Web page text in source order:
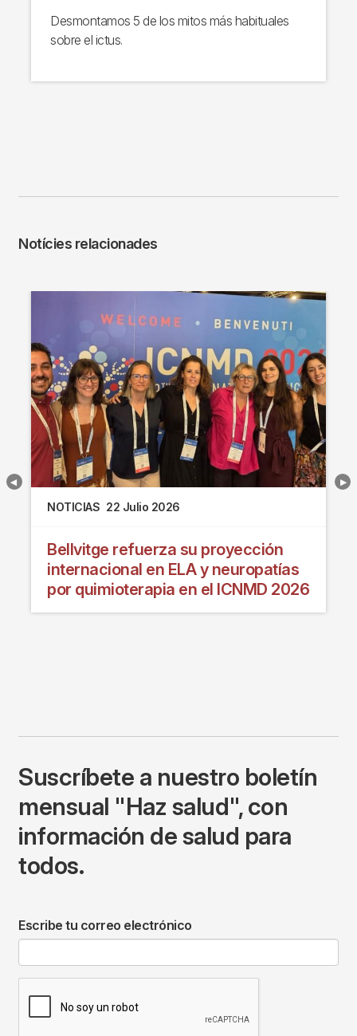
Desmontamos 5 de los mitos más habituales
sobre el ictus.
Notícies relacionades
NOTICIAS 22 Julio 2026
Bellvitge refuerza su proyección
internacional en ELA y neuropatías
por quimioterapia en el ICNMD 2026
Suscríbete a nuestro boletín
mensual "Haz salud", con
información de salud para
todos.
Escribe tu correo electrónico